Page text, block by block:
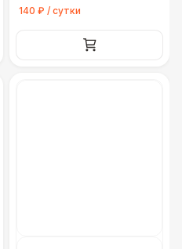
140 ₽ / сутки